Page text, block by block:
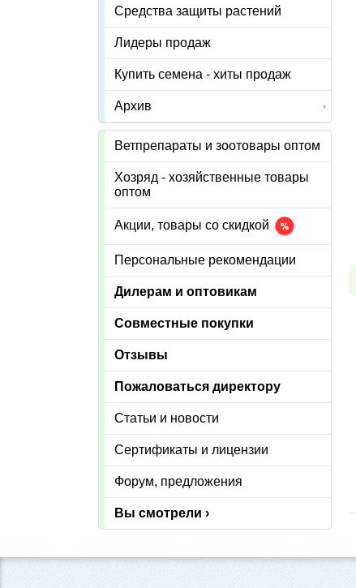
Средства защиты растений
Лидеры продаж
Купить семена - хиты продаж
Архив
Ветпрепараты и зоотовары оптом
Хозряд - хозяйственные товары
оптом
Акции, товары со скидкой
Персональные рекомендации
Дилерам и оптовикам
Совместные покупки
Отзывы
Пожаловаться директору
Статьи и новости
Сертификаты и лицензии
Форум, предложения
Вы смотрели ›